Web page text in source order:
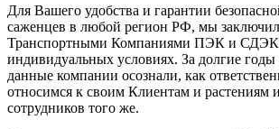
Для Вашего удобства и гарантии
саженцев в любой регион РФ, мы
Транспортными Компаниями ПЭК и СДЭК
индивидуальных условиях. За долгие годы
данные компании осознали, как
относимся к своим Клиентам и растениям
сотрудников того же.